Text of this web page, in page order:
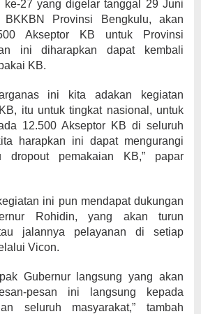
ke-27 yang digelar tanggal 29 Juni
BKKBN Provinsi Bengkulu, akan
Akseptor KB untuk Provinsi
ini diharapkan dapat kembali
KB.
ini kita adakan kegiatan
itu untuk tingkat nasional, untuk
12.500 Akseptor KB di seluruh
harapkan ini dapat mengurangi
dropout pemakaian KB,” papar
ini pun mendapat dukungan
Rohidin, yang akan turun
jalannya pelayanan di setiap
Vicon.
Gubernur langsung yang akan
pesan ini langsung kepada
seluruh masyarakat,” tambah